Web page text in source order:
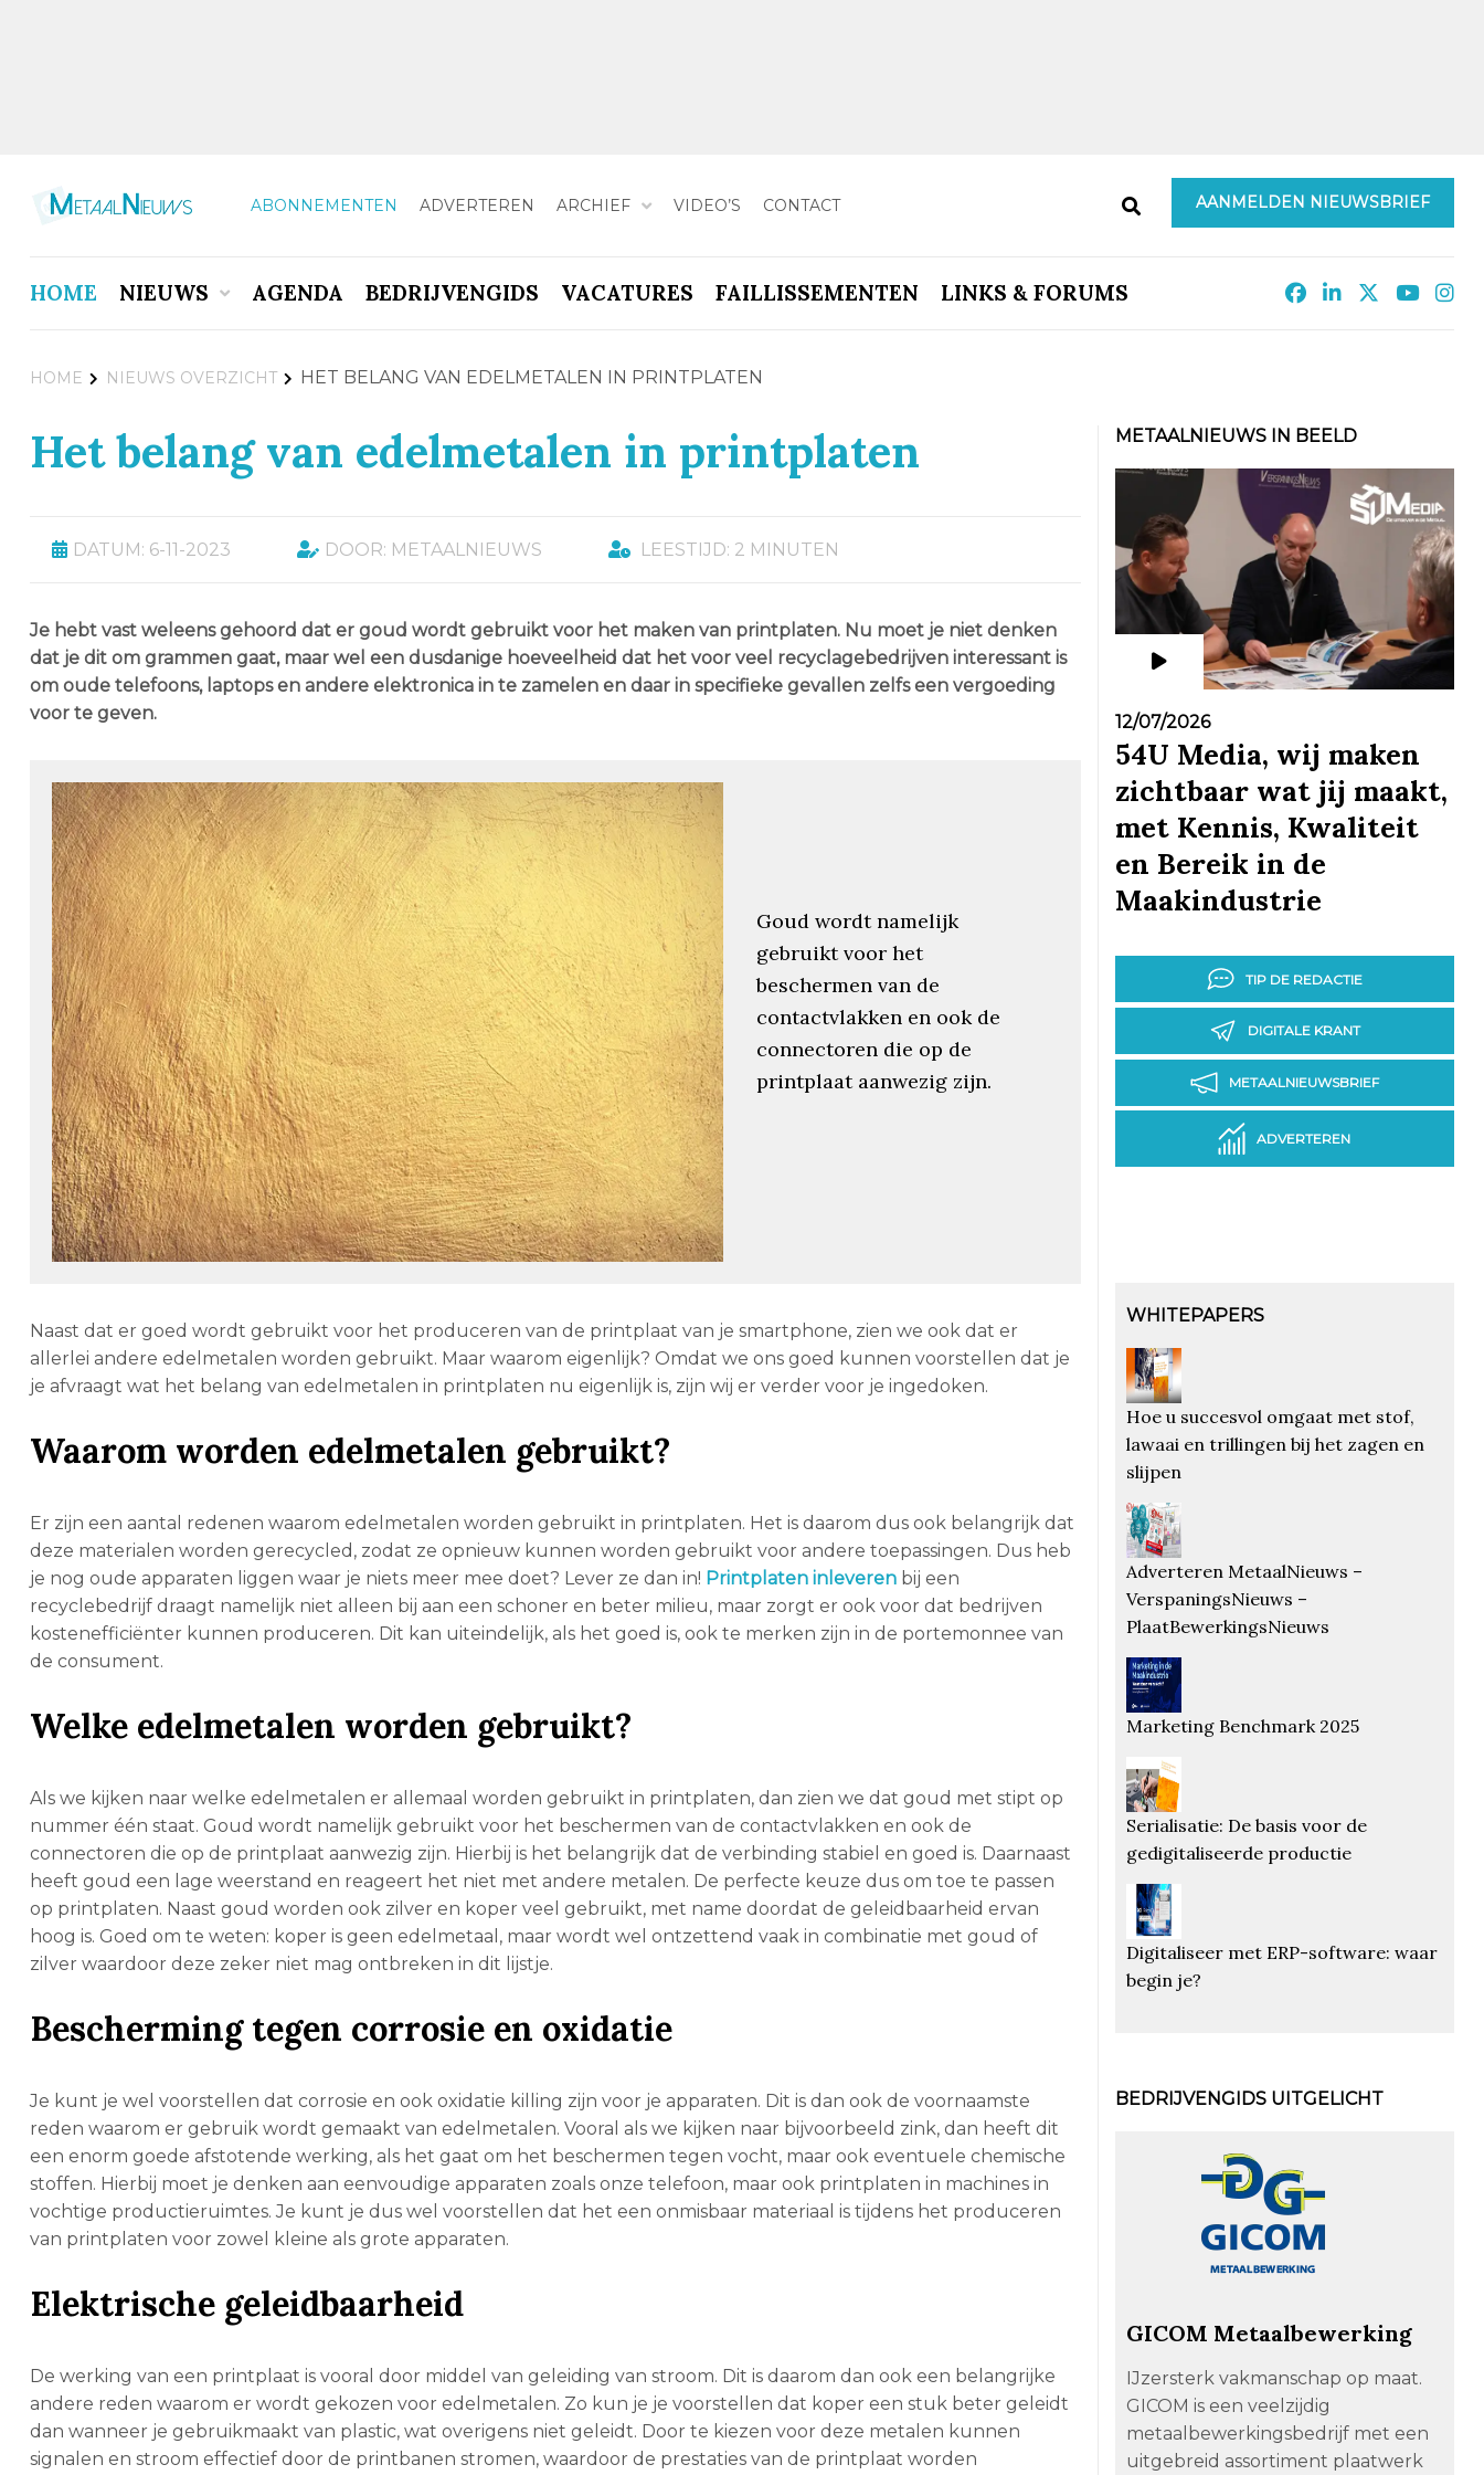
ABONNEMENTEN ADVERTEREN ARCHIEF VIDEO’S CONTACT AANMELDEN NIEUWSBRIEF
HOME NIEUWS AGENDA BEDRIJVENGIDS VACATURES FAILLISSEMENTEN LINKS & FORUMS
HOME NIEUWS OVERZICHT HET BELANG VAN EDELMETALEN IN PRINTPLATEN
Het belang van edelmetalen in printplaten
DATUM: 6-11-2023 DOOR: METAALNIEUWS LEESTIJD: 2 MINUTEN
Je hebt vast weleens gehoord dat er goud wordt gebruikt voor het maken van printplaten. Nu moet je niet denken
dat je dit om grammen gaat, maar wel een dusdanige hoeveelheid dat het voor veel recyclagebedrijven interessant is
om oude telefoons, laptops en andere elektronica in te zamelen en daar in specifieke gevallen zelfs een vergoeding
voor te geven.
Goud wordt namelijk
gebruikt voor het
beschermen van de
contactvlakken en ook de
connectoren die op de
printplaat aanwezig zijn.
Naast dat er goed wordt gebruikt voor het produceren van de printplaat van je smartphone, zien we ook dat er
allerlei andere edelmetalen worden gebruikt. Maar waarom eigenlijk? Omdat we ons goed kunnen voorstellen dat je
je afvraagt wat het belang van edelmetalen in printplaten nu eigenlijk is, zijn wij er verder voor je ingedoken.
Waarom worden edelmetalen gebruikt?
Er zijn een aantal redenen waarom edelmetalen worden gebruikt in printplaten. Het is daarom dus ook belangrijk dat
deze materialen worden gerecycled, zodat ze opnieuw kunnen worden gebruikt voor andere toepassingen. Dus heb
je nog oude apparaten liggen waar je niets meer mee doet? Lever ze dan in! Printplaten inleverenbij een
recyclebedrijf draagt namelijk niet alleen bij aan een schoner en beter milieu, maar zorgt er ook voor dat bedrijven
kostenefficiënter kunnen produceren. Dit kan uiteindelijk, als het goed is, ook te merken zijn in de portemonnee van
de consument.
Welke edelmetalen worden gebruikt?
Als we kijken naar welke edelmetalen er allemaal worden gebruikt in printplaten, dan zien we dat goud met stipt op
nummer één staat. Goud wordt namelijk gebruikt voor het beschermen van de contactvlakken en ook de
connectoren die op de printplaat aanwezig zijn. Hierbij is het belangrijk dat de verbinding stabiel en goed is. Daarnaast
heeft goud een lage weerstand en reageert het niet met andere metalen. De perfecte keuze dus om toe te passen
op printplaten. Naast goud worden ook zilver en koper veel gebruikt, met name doordat de geleidbaarheid ervan
hoog is. Goed om te weten: koper is geen edelmetaal, maar wordt wel ontzettend vaak in combinatie met goud of
zilver waardoor deze zeker niet mag ontbreken in dit lijstje.
Bescherming tegen corrosie en oxidatie
Je kunt je wel voorstellen dat corrosie en ook oxidatie killing zijn voor je apparaten. Dit is dan ook de voornaamste
reden waarom er gebruik wordt gemaakt van edelmetalen. Vooral als we kijken naar bijvoorbeeld zink, dan heeft dit
een enorm goede afstotende werking, als het gaat om het beschermen tegen vocht, maar ook eventuele chemische
stoffen. Hierbij moet je denken aan eenvoudige apparaten zoals onze telefoon, maar ook printplaten in machines in
vochtige productieruimtes. Je kunt je dus wel voorstellen dat het een onmisbaar materiaal is tijdens het produceren
van printplaten voor zowel kleine als grote apparaten.
Elektrische geleidbaarheid
De werking van een printplaat is vooral door middel van geleiding van stroom. Dit is daarom dan ook een belangrijke
andere reden waarom er wordt gekozen voor edelmetalen. Zo kun je je voorstellen dat koper een stuk beter geleidt
dan wanneer je gebruikmaakt van plastic, wat overigens niet geleidt. Door te kiezen voor deze metalen kunnen
signalen en stroom effectief door de printbanen stromen, waardoor de prestaties van de printplaat worden
METAALNIEUWS IN BEELD
12/07/2026
54U Media, wij maken
zichtbaar wat jij maakt,
met Kennis, Kwaliteit
en Bereik in de
Maakindustrie
TIP DE REDACTIE
DIGITALE KRANT
METAALNIEUWSBRIEF
ADVERTEREN
WHITEPAPERS
Hoe u succesvol omgaat met stof,
lawaai en trillingen bij het zagen en
slijpen
Adverteren MetaalNieuws –
VerspaningsNieuws –
PlaatBewerkingsNieuws
Marketing Benchmark 2025
Serialisatie: De basis voor de
gedigitaliseerde productie
Digitaliseer met ERP-software: waar
begin je?
BEDRIJVENGIDS UITGELICHT
GICOM Metaalbewerking
IJzersterk vakmanschap op maat.
GICOM is een veelzijdig
metaalbewerkingsbedrijf met een
uitgebreid assortiment plaatwerk